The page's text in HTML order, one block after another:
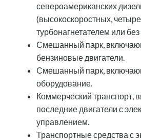
североамериканских
(высокоскоростных,
турбонагнетателем или
Смешанный парк,
бензиновые двигатели.
Смешанный парк,
оборудование.
Коммерческий транспорт,
последние двигатели с
управлением.
Транспортные средства с